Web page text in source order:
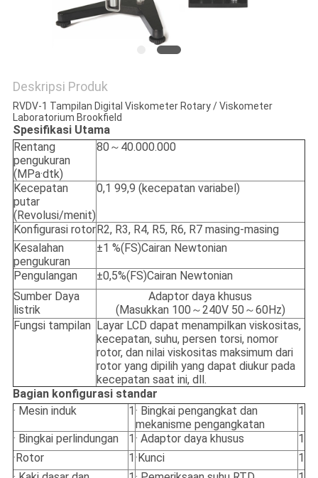
Deskripsi Produk
RVDV-1 Tampilan Digital Viskometer Rotary / Viskometer
Laboratorium Brookfield
Spesifikasi Utama
Rentang
pengukuran
(MPa·dtk)
80～40.000.000
Kecepatan
putar
(Revolusi/menit)
0,1 99,9 (kecepatan variabel)
Konfigurasi rotor R2, R3, R4, R5, R6, R7 masing-masing
Kesalahan
pengukuran
±1 %(FS)Cairan Newtonian
Pengulangan
±0,5%(FS)Cairan Newtonian
Sumber Daya
listrik
Adaptor daya khusus
(Masukkan 100～240V 50～60Hz)
Fungsi tampilan
Layar LCD dapat menampilkan viskositas,
kecepatan, suhu, persen torsi, nomor
rotor, dan nilai viskositas maksimum dari
rotor yang dipilih yang dapat diukur pada
kecepatan saat ini, dll.
Bagian konfigurasi standar
· Mesin induk
1 · Bingkai pengangkat dan
mekanisme pengangkatan
1
· Bingkai perlindungan 1 · Adaptor daya khusus
1
·Rotor
1 ·Kunci
1